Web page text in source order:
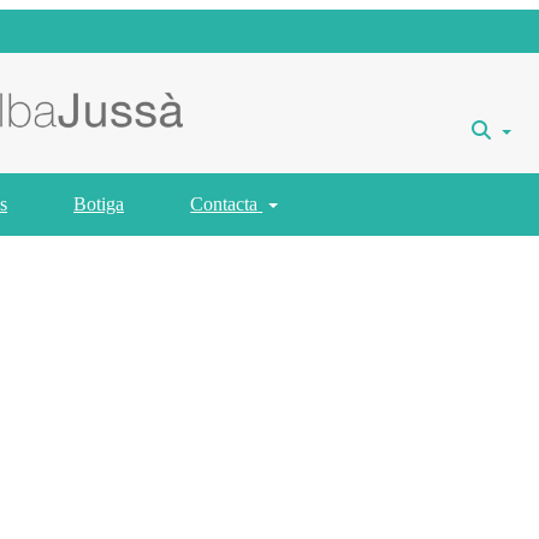
Botiga Contacta